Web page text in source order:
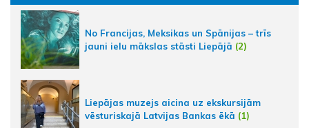
No Francijas, Meksikas un Spānijas – trīs
jauni ielu mākslas stāsti Liepājā (2)
Liepājas muzejs aicina uz ekskursijām
vēsturiskajā Latvijas Bankas ēkā (1)